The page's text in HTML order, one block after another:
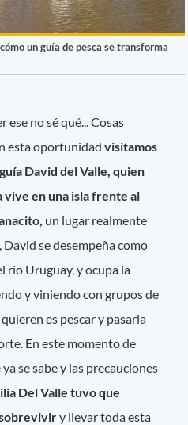
un guía de pesca se transforma
ese no sé qué... Cosas
esta oportunidadvisitamos
David del Valle, quien
vive en una isla frente al
un lugar realmente
se desempeña como
río Uruguay, y ocupa la
y viniendo con grupos de
es pescar y pasarla
En este momento de
se sabe y las precauciones
Del Valle tuvo que
y llevar toda esta